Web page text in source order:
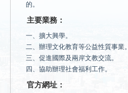
的。
主要業務：
一、擴大興學。
二、辦理文化教育等公益性質事業。
三、促進國際及兩岸文教交流。
四、協助辦理社會福利工作。
官方網址：